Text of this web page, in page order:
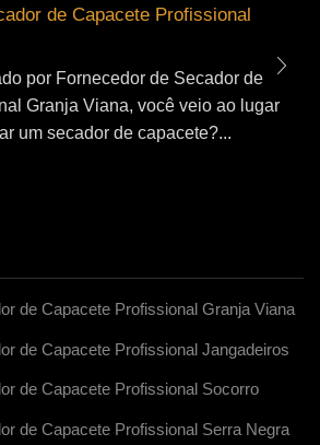
de Capacete Profissional
por Fornecedor de Secador de
Granja Viana, você veio ao lugar
um secador de capacete?...
de Capacete Profissional Granja Viana
de Capacete Profissional Jangadeiros
de Capacete Profissional Socorro
de Capacete Profissional Serra Negra